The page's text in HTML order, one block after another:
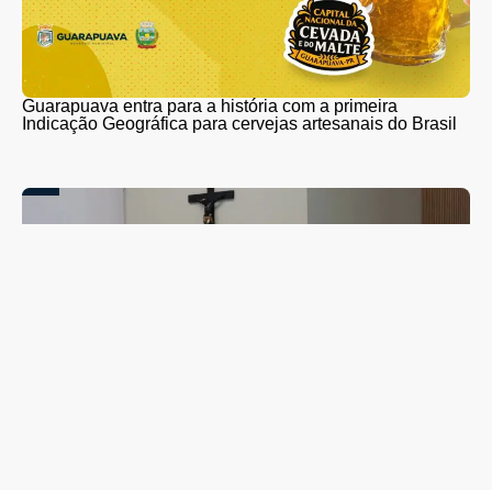
Guarapuava entra para a história com a primeira
Indicação Geográfica para cervejas artesanais do Brasil